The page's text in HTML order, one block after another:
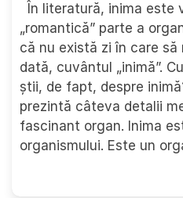
În literatură, inima este
„romantică” parte a
că nu există zi în care
dată, cuvântul „inimă”.
știi, de fapt, despre
prezintă câteva detalii
fascinant organ. Inima
organismului. Este un